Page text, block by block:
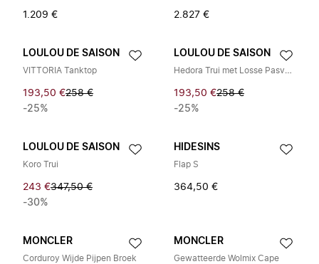
1.209 € 2.827 €
LOULOU DE SAISON
VITTORIA Tanktop
193,50 €258 €
-25%
LOULOU DE SAISON
Hedora Trui met Losse Pasvorm
193,50 €258 €
-25%
LOULOU DE SAISON
Koro Trui
243 €347,50 €
-30%
HIDESINS
Flap S
364,50 €
MONCLER
Corduroy Wijde Pijpen Broek
MONCLER
Gewatteerde Wolmix Cape